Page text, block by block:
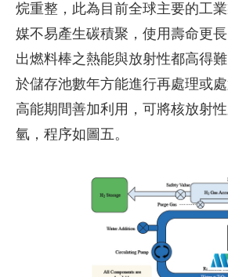
烷重整，此為目前全球主要的工
媒不易產生碳積聚，使用壽命更
出燃料棒之熱能與放射性都高得
於儲存池數年方能進行再處理或
高能期間善加利用，可將核放射
氫，程序如圖五。